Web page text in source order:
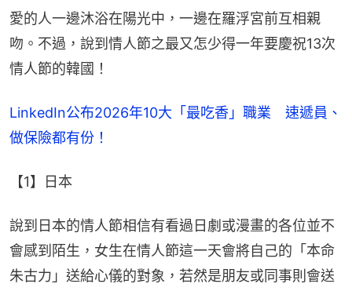
愛的人一邊沐浴在陽光中，一邊在羅浮宮前互相親
吻。不過，說到情人節之最又怎少得一年要慶祝13次
情人節的韓國！
LinkedIn公布2026年10大「最吃香」職業　速遞員、
做保險都有份！
【1】日本
說到日本的情人節相信有看過日劇或漫畫的各位並不
會感到陌生，女生在情人節這一天會將自己的「本命
朱古力」送給心儀的對象，若然是朋友或同事則會送